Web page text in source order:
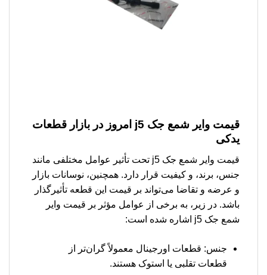
قیمت وایر شمع جک j5 امروز در بازار قطعات
یدکی
قیمت وایر شمع جک j5 تحت تأثیر عوامل مختلفی مانند
جنس، برند، و کیفیت قرار دارد. همچنین، نوسانات بازار
و عرضه و تقاضا می‌تواند بر قیمت این قطعه تأثیرگذار
باشد. در زیر، به برخی از عوامل مؤثر بر قیمت وایر
شمع جک j5 اشاره شده است:
جنس: قطعات اورجینال معمولاً گران‌تر از
قطعات تقلبی یا استوک هستند.